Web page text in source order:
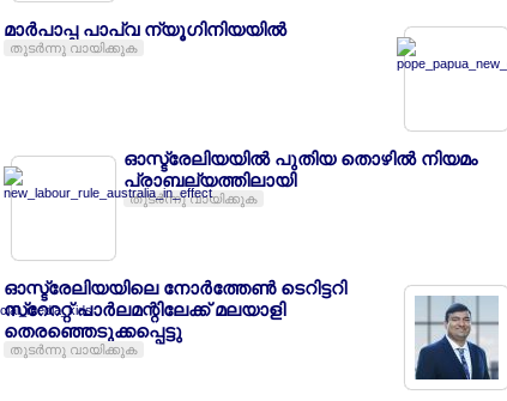
മാര്‍പാപ്പ പാപ്വ ന്യൂഗിനിയയില്‍
തുടര്‍ന്നു വായിക്കുക
ഓസ്ട്രേലിയയില്‍ പുതിയ തൊഴില്‍ നിയമം
പ്രാബല്യത്തിലായി
തുടര്‍ന്നു വായിക്കുക
ഓസ്ട്രേലിയയിലെ നോര്‍ത്തേണ്‍ ടെറിട്ടറി
സ്റേററ്റ് പാര്‍ലമന്റിലേക്ക് മലയാളി
തെരഞ്ഞെടുക്കപ്പെട്ടു
തുടര്‍ന്നു വായിക്കുക